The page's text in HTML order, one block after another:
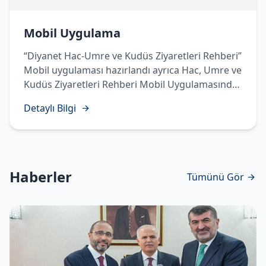
Mobil Uygulama
“Diyanet Hac-Umre ve Kudüs Ziyaretleri Rehberi”
Mobil uygulaması hazırlandı ayrıca Hac, Umre ve
Kudüs Ziyaretleri Rehberi Mobil Uygulamasında
işaret diliyle hazırlanarak vatandaşlarımızın
istifadesine sunuldu.
Detaylı Bilgi
Haberler Tümünü Gör